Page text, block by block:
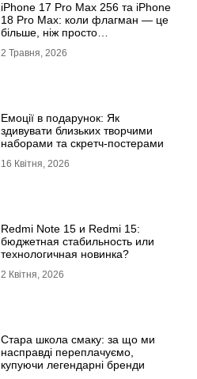
iРhone 17 Рro Мax 256 та iРhone
18 Рro Мax: коли флагман — це
більше, ніж просто
2 Травня, 2026
Емоції в подарунок: Як
здивувати близьких творчими
наборами та скретч-постерами
16 Квітня, 2026
Redmi Note 15 и Redmi 15:
бюджетная стабильность или
технологичная новинка?
2 Квітня, 2026
Стара школа смаку: за що ми
насправді переплачуємо,
купуючи легендарні бренди